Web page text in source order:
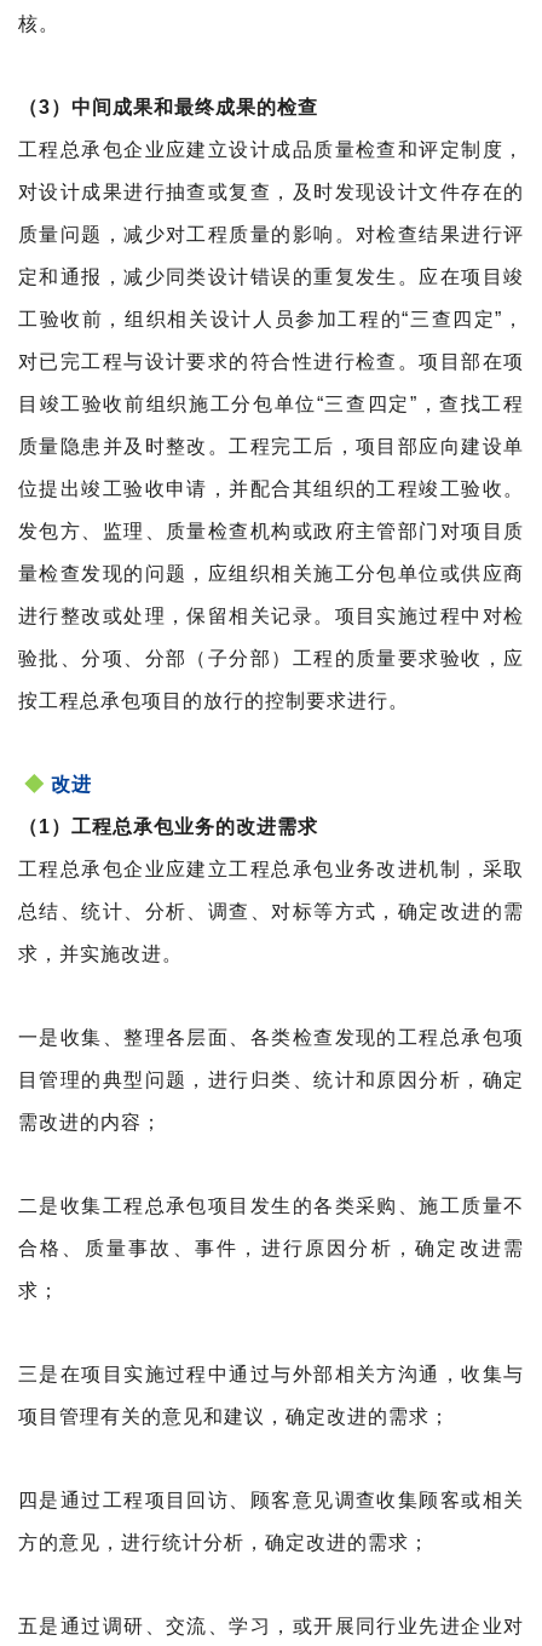
核。
（3）中间成果和最终成果的检查
工程总承包企业应建立设计成品质量检查和评定制 度，
对设计成果进行抽查或复查，及时发现设计文件存在的
质量问题，减少对工程质量的影响。 对检查结果进行评
定和通报，减少同类设计错误的重复发生。 应在项目竣
工验收前，组织相关设计人员参加工程的“三查四定”，
对已完工程与设计要求的符合性进行检查。项目部在项
目竣工验收前组织施工分包单位“三查四定”，查找工程
质量隐患并及时整改。 工程完工后，项目部应向建设单
位提出竣工验收申请，并配合其组织的工程竣工验收。
发包方、监理、质量检查机构或政府主管部门对项目质
量检查发现的问题，应组织相关施工分包单位或供应商
进行整改或处理，保留相关记录。 项目实施过程中对检
验批、分项、分部（子分部）工程的质量要求验收，应
按工程总承包项目的放行的控制要求进行。
◆ 改进
（1）工程总承包业务的改进需求
工程总承包企业应建立工程总承包业务改进机制，采取
总结、统计、分析、调查、对标等方式，确定改进的需
求，并实施改进。
一是收集、整理各层面、各类检查发现的工程总承包项
目管理的典型问题，进行归类、统计和原因分析，确定
需改进的内容；
二是收集工程总承包项目发生的各类采购、施工质量不
合格、质量事故、事件，进行原因分析，确定改进需
求；
三是在项目实施过程中通过与外部相关方沟通，收集与
项目管理有关的意见和建议，确定改进的需求；
四是通过工程项目回访、顾客意见调查收集顾客或相关
方的意见，进行统计分析，确定改进的需求；
五是通过调研、交流、学习，或开展同行业先进企业对